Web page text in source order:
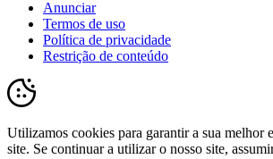
Anunciar
Termos de uso
Política de privacidade
Restrição de conteúdo
Utilizamos cookies para garantir a sua melhor
site. Se continuar a utilizar o nosso site,